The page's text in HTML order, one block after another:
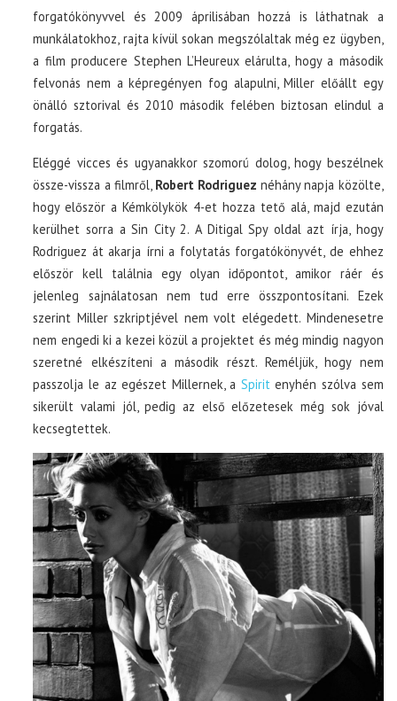
forgatókönyvvel és 2009 áprilisában hozzá is láthatnak a
munkálatokhoz, rajta kívül sokan megszólaltak még ez ügyben,
a film producere Stephen L’Heureux elárulta, hogy a második
felvonás nem a képregényen fog alapulni, Miller előállt egy
önálló sztorival és 2010 második felében biztosan elindul a
forgatás.
Eléggé vicces és ugyanakkor szomorú dolog, hogy beszélnek
össze-vissza a filmről, Robert Rodriguez néhány napja közölte,
hogy először a Kémkölykök 4-et hozza tető alá, majd ezután
kerülhet sorra a Sin City 2. A Ditigal Spy oldal azt írja, hogy
Rodriguez át akarja írni a folytatás forgatókönyvét, de ehhez
először kell találnia egy olyan időpontot, amikor ráér és
jelenleg sajnálatosan nem tud erre összpontosítani. Ezek
szerint Miller szkriptjével nem volt elégedett. Mindenesetre
nem engedi ki a kezei közül a projektet és még mindig nagyon
szeretné elkészíteni a második részt. Reméljük, hogy nem
passzolja le az egészet Millernek, a Spiritenyhén szólva sem
sikerült valami jól, pedig az első előzetesek még sok jóval
kecsegtettek.